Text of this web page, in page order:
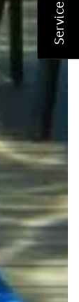
Service